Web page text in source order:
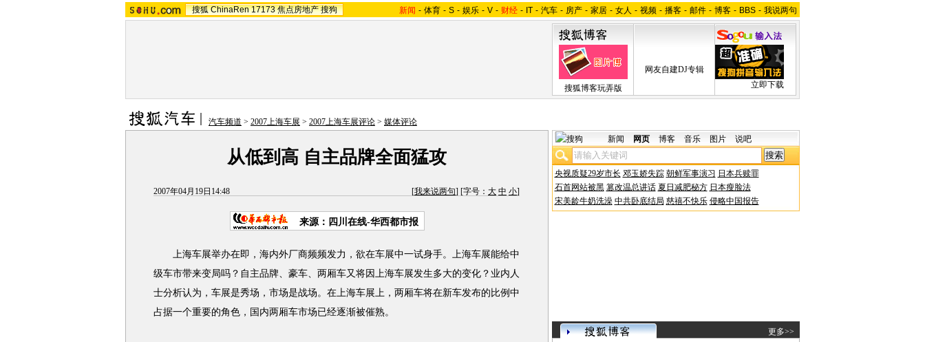
搜狐 ChinaRen 17173 焦点房地产 搜狗 新闻 - 体育 - S - 娱乐 - V - 财经 - IT - 汽车 - 房产 - 家居 - 女人 - 视频 - 播客 - 邮件 - 博客 - BBS - 我说两句
搜狐博客玩弄版
网友自建DJ专辑
立即下载
汽车频道 > 2007上海车展 > 2007上海车展评论 > 媒体评论
从低到高 自主品牌全面猛攻
2007年04月19日14:48 [我来说两句] [字号： 大 中 小]
来源：四川在线-华西都市报
上海车展举办在即，海内外厂商频频发力，欲在车展中一试身手。上海车展能给中
级车市带来变局吗？自主品牌、豪车、两厢车又将因上海车展发生多大的变化？业内人
士分析认为，车展是秀场，市场是战场。在上海车展上，两厢车将在新车发布的比例中
占据一个重要的角色，国内两厢车市场已经逐渐被催熟。
新闻 网页 博客 音乐 图片 说吧
央视质疑29岁市长 邓玉娇失踪 朝鲜军事演习 日本兵赎罪
石首网站被黑 篡改温总讲话 夏日减肥秘方 日本瘦脸法
宋美龄牛奶洗澡 中共卧底结局 慈禧不快乐 侵略中国报告
更多>>